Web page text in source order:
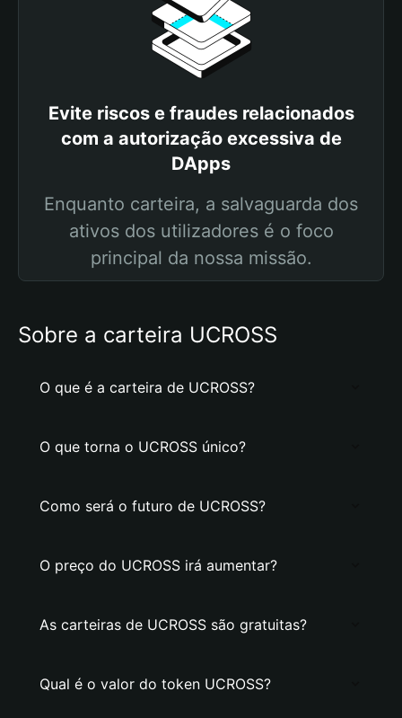
Evite riscos e fraudes relacionados
com a autorização excessiva de
DApps
Enquanto carteira, a salvaguarda dos
ativos dos utilizadores é o foco
principal da nossa missão.
Sobre a carteira UCROSS
O que é a carteira de UCROSS?
O que torna o UCROSS único?
Como será o futuro de UCROSS?
O preço do UCROSS irá aumentar?
As carteiras de UCROSS são gratuitas?
Qual é o valor do token UCROSS?